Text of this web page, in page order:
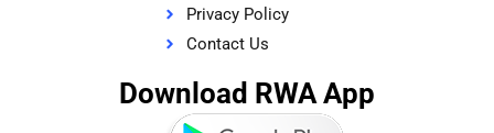
Privacy Policy
Contact Us
Download RWA App